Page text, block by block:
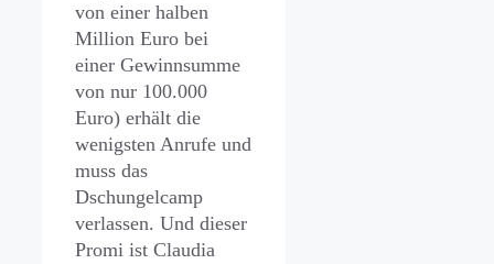
von einer halben
Million Euro bei
einer Gewinnsumme
von nur 100.000
Euro) erhält die
wenigsten Anrufe und
muss das
Dschungelcamp
verlassen. Und dieser
Promi ist Claudia